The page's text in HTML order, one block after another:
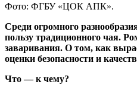
Фото: ФГБУ «ЦОК АПК».
Среди огромного
пользу традиционного чая.
заваривания. О том, как
оценки безопасности и
Что — к чему?